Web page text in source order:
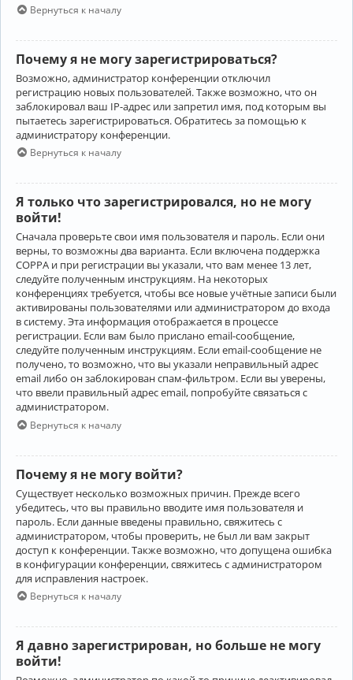
Вернуться к началу
Почему я не могу зарегистрироваться?
Возможно, администратор конференции отключил
регистрацию новых пользователей. Также возможно, что он
заблокировал ваш IP-адрес или запретил имя, под которым вы
пытаетесь зарегистрироваться. Обратитесь за помощью к
администратору конференции.
Вернуться к началу
Я только что зарегистрировался, но не могу
войти!
Сначала проверьте свои имя пользователя и пароль. Если они
верны, то возможны два варианта. Если включена поддержка
COPPA и при регистрации вы указали, что вам менее 13 лет,
следуйте полученным инструкциям. На некоторых
конференциях требуется, чтобы все новые учётные записи были
активированы пользователями или администратором до входа
в систему. Эта информация отображается в процессе
регистрации. Если вам было прислано email-сообщение,
следуйте полученным инструкциям. Если email-сообщение не
получено, то возможно, что вы указали неправильный адрес
email либо он заблокирован спам-фильтром. Если вы уверены,
что ввели правильный адрес email, попробуйте связаться с
администратором.
Вернуться к началу
Почему я не могу войти?
Существует несколько возможных причин. Прежде всего
убедитесь, что вы правильно вводите имя пользователя и
пароль. Если данные введены правильно, свяжитесь с
администратором, чтобы проверить, не был ли вам закрыт
доступ к конференции. Также возможно, что допущена ошибка
в конфигурации конференции, свяжитесь с администратором
для исправления настроек.
Вернуться к началу
Я давно зарегистрирован, но больше не могу
войти!